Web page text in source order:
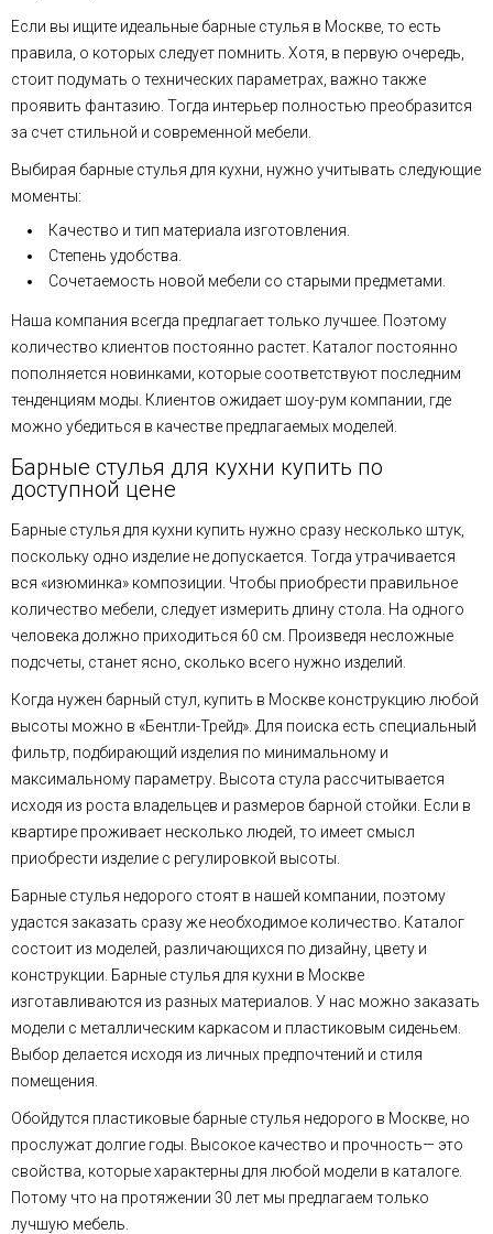
Если вы ищите идеальные барные стулья в Москве, то есть
правила, о которых следует помнить. Хотя, в первую очередь,
стоит подумать о технических параметрах, важно также
проявить фантазию. Тогда интерьер полностью преобразится
за счет стильной и современной мебели.
Выбирая барные стулья для кухни, нужно учитывать следующие
моменты:
Качество и тип материала изготовления.
Степень удобства.
Сочетаемость новой мебели со старыми предметами.
Наша компания всегда предлагает только лучшее. Поэтому
количество клиентов постоянно растет. Каталог постоянно
пополняется новинками, которые соответствуют последним
тенденциям моды. Клиентов ожидает шоу-рум компании, где
можно убедиться в качестве предлагаемых моделей.
Барные стулья для кухни купить по
доступной цене
Барные стулья для кухни купить нужно сразу несколько штук,
поскольку одно изделие не допускается. Тогда утрачивается
вся «изюминка» композиции. Чтобы приобрести правильное
количество мебели, следует измерить длину стола. На одного
человека должно приходиться 60 см. Произведя несложные
подсчеты, станет ясно, сколько всего нужно изделий.
Когда нужен барный стул, купить в Москве конструкцию любой
высоты можно в «Бентли-Трейд». Для поиска есть специальный
фильтр, подбирающий изделия по минимальному и
максимальному параметру. Высота стула рассчитывается
исходя из роста владельцев и размеров барной стойки. Если в
квартире проживает несколько людей, то имеет смысл
приобрести изделие с регулировкой высоты.
Барные стулья недорого стоят в нашей компании, поэтому
удастся заказать сразу же необходимое количество. Каталог
состоит из моделей, различающихся по дизайну, цвету и
конструкции. Барные стулья для кухни в Москве
изготавливаются из разных материалов. У нас можно заказать
модели с металлическим каркасом и пластиковым сиденьем.
Выбор делается исходя из личных предпочтений и стиля
помещения.
Обойдутся пластиковые барные стулья недорого в Москве, но
прослужат долгие годы. Высокое качество и прочность— это
свойства, которые характерны для любой модели в каталоге.
Потому что на протяжении 30 лет мы предлагаем только
лучшую мебель.